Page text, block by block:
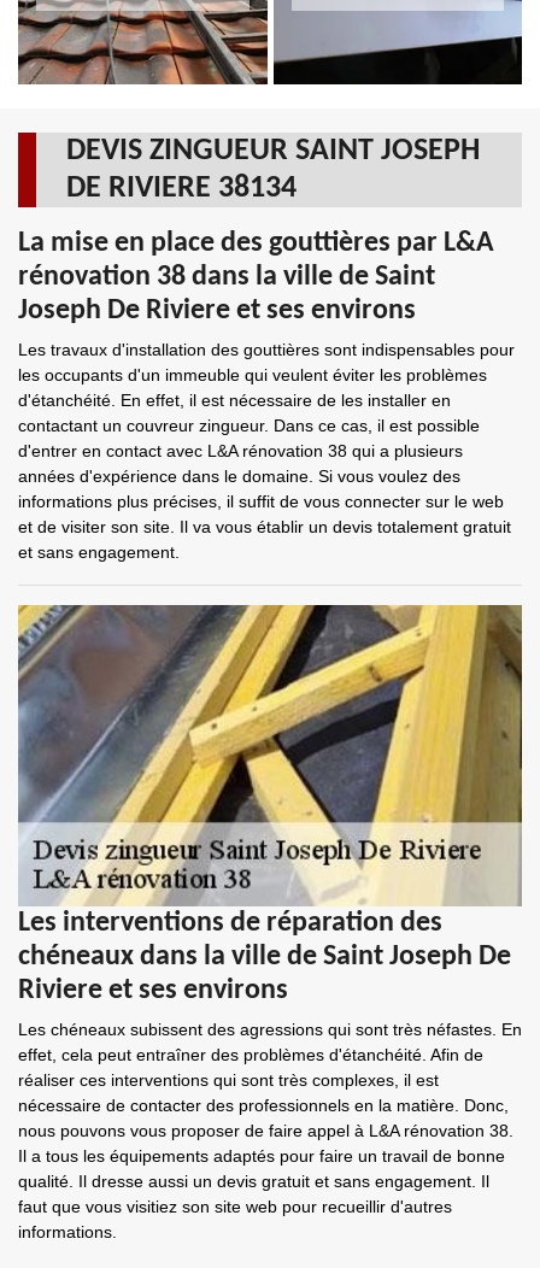
DEVIS ZINGUEUR SAINT JOSEPH
DE RIVIERE 38134
La mise en place des gouttières par L&A
rénovation 38 dans la ville de Saint
Joseph De Riviere et ses environs
Les travaux d'installation des gouttières sont indispensables pour
les occupants d'un immeuble qui veulent éviter les problèmes
d'étanchéité. En effet, il est nécessaire de les installer en
contactant un couvreur zingueur. Dans ce cas, il est possible
d'entrer en contact avec L&A rénovation 38 qui a plusieurs
années d'expérience dans le domaine. Si vous voulez des
informations plus précises, il suffit de vous connecter sur le web
et de visiter son site. Il va vous établir un devis totalement gratuit
et sans engagement.
Les interventions de réparation des
chéneaux dans la ville de Saint Joseph De
Riviere et ses environs
Les chéneaux subissent des agressions qui sont très néfastes. En
effet, cela peut entraîner des problèmes d'étanchéité. Afin de
réaliser ces interventions qui sont très complexes, il est
nécessaire de contacter des professionnels en la matière. Donc,
nous pouvons vous proposer de faire appel à L&A rénovation 38.
Il a tous les équipements adaptés pour faire un travail de bonne
qualité. Il dresse aussi un devis gratuit et sans engagement. Il
faut que vous visitiez son site web pour recueillir d'autres
informations.